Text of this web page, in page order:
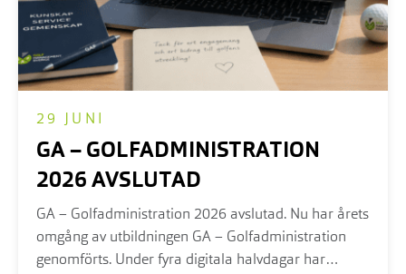
GA – GOLFADMINISTRATION
2026 AVSLUTAD
29 JUNI
GA – Golfadministration 2026 avslutad. Nu har årets
omgång av utbildningen GA – Golfadministration
genomförts. Under fyra digitala halvdagar har